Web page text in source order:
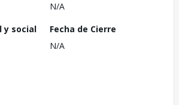
N/A
y social
Fecha de Cierre
N/A